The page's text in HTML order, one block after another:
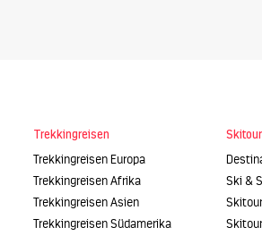
Trekkingreisen
Trekkingreisen Europa
Trekkingreisen Afrika
Trekkingreisen Asien
Trekkingreisen Südamerika
Ski &